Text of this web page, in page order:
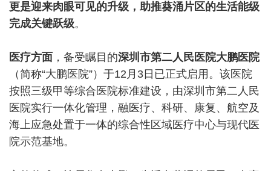
更是迎来肉眼可见的升级，助推葵涌片区的生活能级
完成关键跃级。
医疗方面 ，备受瞩目的深圳市第二人民医院大鹏医院
（简称“大鹏医院”）于12月3日已正式启用。该医院
按照三级甲等综合医院标准建设，由深圳市第二人民
医院实行一体化管理，融医疗、科研、康复、航空及
海上应急处置于一体的综合性区域医疗中心与现代医
院示范基地。